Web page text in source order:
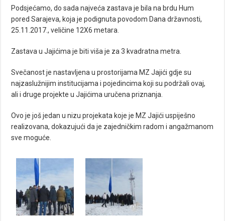
Podsjećamo, do sada najveća zastava je bila na brdu Hum
pored Sarajeva, koja je podignuta povodom Dana državnosti,
25.11.2017., veličine 12X6 metara.
Zastava u Jajićima je biti viša je za 3 kvadratna metra.
Svečanost je nastavljena u prostorijama MZ Jajići gdje su
najzaslužnijim institucijama i pojedincima koji su podržali ovaj,
ali i druge projekte u Jajićima uručena priznanja.
Ovo je još jedan u nizu projekata koje je MZ Jajići uspiješno
realizovana, dokazujući da je zajedničkim radom i angažmanom
sve moguće.